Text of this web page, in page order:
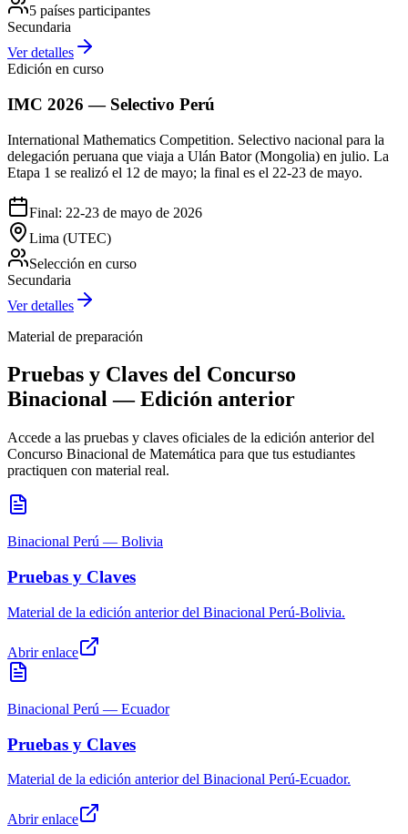
5 países participantes
Secundaria
Ver detalles
Edición en curso
IMC 2026 — Selectivo Perú
International Mathematics Competition. Selectivo nacional para la
delegación peruana que viaja a Ulán Bator (Mongolia) en julio. La
Etapa 1 se realizó el 12 de mayo; la final es el 22-23 de mayo.
Final: 22-23 de mayo de 2026
Lima (UTEC)
Selección en curso
Secundaria
Ver detalles
Material de preparación
Pruebas y Claves del Concurso
Binacional — Edición anterior
Accede a las pruebas y claves oficiales de la edición anterior del
Concurso Binacional de Matemática para que tus estudiantes
practiquen con material real.
Binacional Perú — Bolivia
Pruebas y Claves
Material de la edición anterior del Binacional Perú-Bolivia.
Abrir enlace
Binacional Perú — Ecuador
Pruebas y Claves
Material de la edición anterior del Binacional Perú-Ecuador.
Abrir enlace